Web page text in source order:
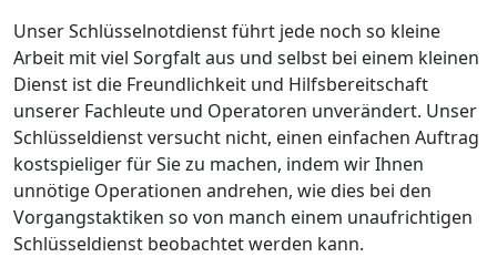
Unser Schlüsselnotdienst führt jede noch so kleine
Arbeit mit viel Sorgfalt aus und selbst bei einem kleinen
Dienst ist die Freundlichkeit und Hilfsbereitschaft
unserer Fachleute und Operatoren unverändert. Unser
Schlüsseldienst versucht nicht, einen einfachen Auftrag
kostspieliger für Sie zu machen, indem wir Ihnen
unnötige Operationen andrehen, wie dies bei den
Vorgangstaktiken so von manch einem unaufrichtigen
Schlüsseldienst beobachtet werden kann.